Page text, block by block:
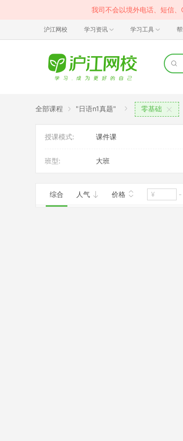
我司不会以境外电话、短信
沪江网校 学习资讯 学习工具
全部课程 "日语n1真题" 零基础
授课模式: 课件课
班型: 大班
综合 人气 价格 -